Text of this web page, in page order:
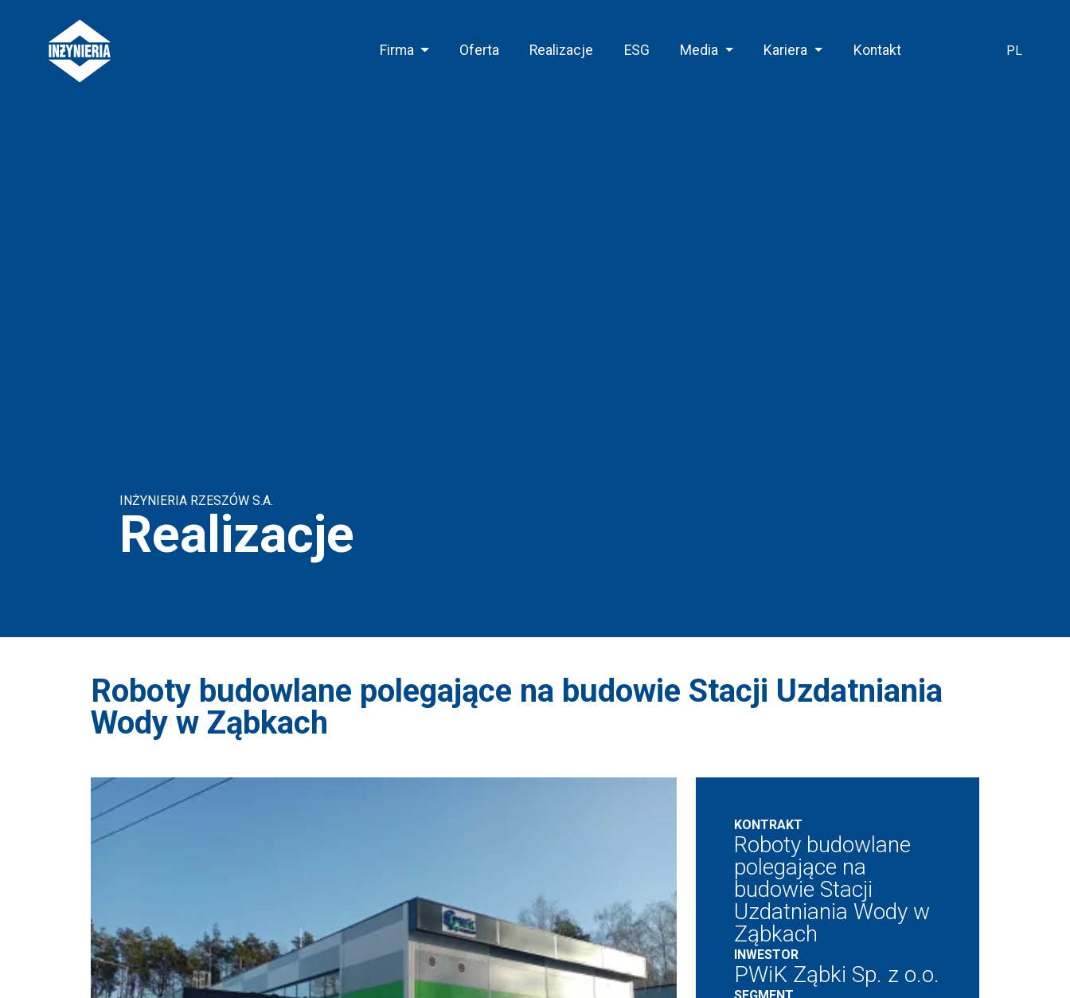
Inżynieria Rzeszów SA Firma Oferta Realizacje ESG Media Kariera Kontakt Otwórz
PL
Realizacje
INŻYNIERIA RZESZÓW S.A.
Roboty budowlane polegające na budowie Stacji Uzdatniania
Wody w Ząbkach
KONTRAKT
Roboty budowlane
polegające na
budowie Stacji
Uzdatniania Wody w
Ząbkach
INWESTOR
PWiK Ząbki Sp. z o.o.